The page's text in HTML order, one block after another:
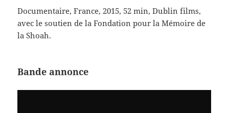
Documentaire, France, 2015, 52 min, Dublin films,
avec le soutien de la Fondation pour la Mémoire de
la Shoah.
Bande annonce